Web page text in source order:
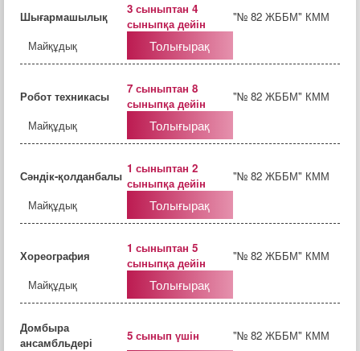
Шығармашылық
3 сыныптан 4
сыныпқа дейін
"№ 82 ЖББМ" КММ
Майқұдық
Толығырақ
Робот техникасы
7 сыныптан 8
сыныпқа дейін
"№ 82 ЖББМ" КММ
Майқұдық
Толығырақ
Сәндік-қолданбалы 1 сыныптан 2
сыныпқа дейін
"№ 82 ЖББМ" КММ
Майқұдық
Толығырақ
Хореография
1 сыныптан 5
сыныпқа дейін
"№ 82 ЖББМ" КММ
Майқұдық
Толығырақ
Домбыра
ансамбльдері
5 сынып үшін
"№ 82 ЖББМ" КММ